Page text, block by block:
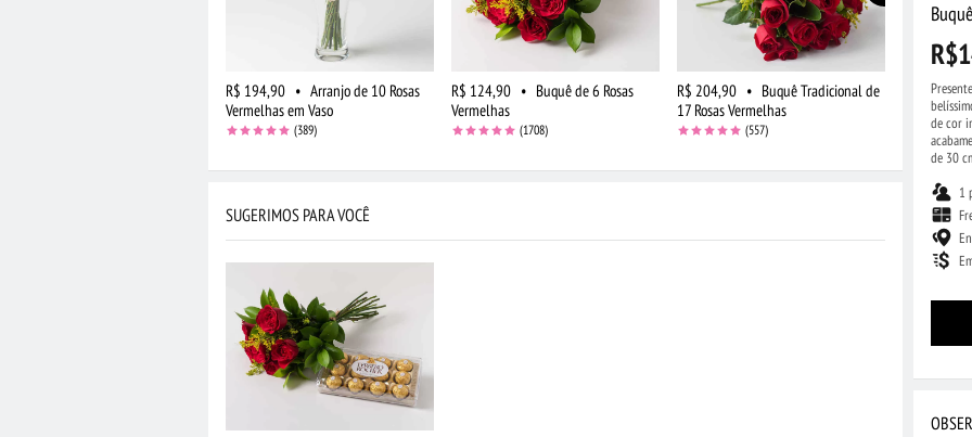
R$ 194,90 • Arranjo de 10 Rosas
Vermelhas em Vaso
(389)
R$ 124,90 • Buquê de 6 Rosas
Vermelhas
(1708)
R$ 204,90 • Buquê Tradicional de
17 Rosas Vermelhas
(557)
R$ 219,90
19 Rosas
SUGERIMOS PARA VOCÊ
de cor
de 30
1